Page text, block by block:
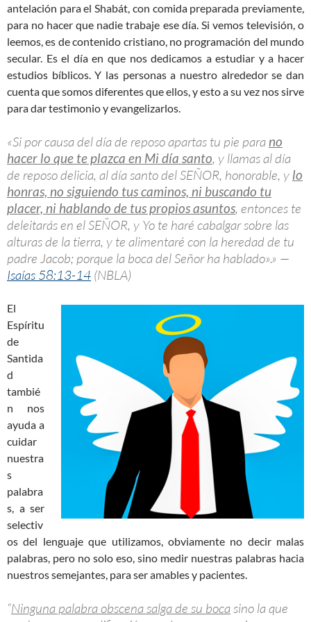
antelación para el Shabát, con comida preparada previamente,
para no hacer que nadie trabaje ese día. Si vemos televisión, o
leemos, es de contenido cristiano, no programación del mundo
secular. Es el día en que nos dedicamos a estudiar y a hacer
estudios bíblicos. Y las personas a nuestro alrededor se dan
cuenta que somos diferentes que ellos, y esto a su vez nos sirve
para dar testimonio y evangelizarlos.
«Si por causa del día de reposo apartas tu pie para no
hacer lo que te plazca en Mi día santo, y llamas al día
de reposo delicia, al día santo del SEÑOR, honorable, y lo
honras, no siguiendo tus caminos, ni buscando tu
placer, ni hablando de tus propios asuntos, entonces te
deleitarás en el SEÑOR, y Yo te haré cabalgar sobre las
alturas de la tierra, y te alimentaré con la heredad de tu
padre Jacob; porque la boca del Señor ha hablado».» —
Isaías 58:13-14 (NBLA)
El
Espíritu
de
Santida
d
tambié
n nos
ayuda a
cuidar
nuestra
s
palabra
s, a ser
selectiv
os del lenguaje que utilizamos, obviamente no decir malas
palabras, pero no solo eso, sino medir nuestras palabras hacia
nuestros semejantes, para ser amables y pacientes.
“Ninguna palabra obscena salga de su bocasino la que